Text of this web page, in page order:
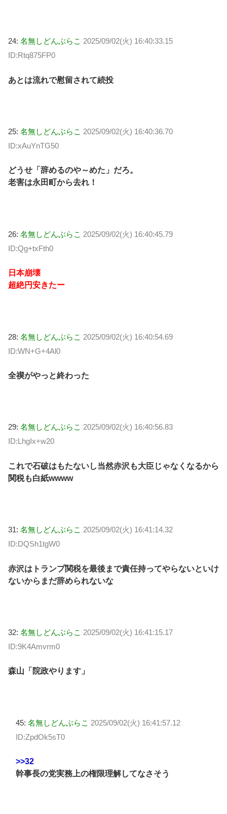
24: 名無しどんぶらこ 2025/09/02(火) 16:40:33.15
ID:Rtq875FP0
あとは流れで慰留されて続投
25: 名無しどんぶらこ 2025/09/02(火) 16:40:36.70
ID:xAuYnTG50
どうせ「辞めるのや～めた」だろ。
老害は永田町から去れ！
26: 名無しどんぶらこ 2025/09/02(火) 16:40:45.79
ID:Qg+txFth0
日本崩壊
超絶円安きたー
28: 名無しどんぶらこ 2025/09/02(火) 16:40:54.69
ID:WN+G+4Al0
全禊がやっと終わった
29: 名無しどんぶらこ 2025/09/02(火) 16:40:56.83
ID:LhgIx+w20
これで石破はもたないし当然赤沢も大臣じゃなくなるから
関税も白紙wwww
31: 名無しどんぶらこ 2025/09/02(火) 16:41:14.32
ID:DQSh1tgW0
赤沢はトランプ関税を最後まで責任持ってやらないといけ
ないからまだ辞められないな
32: 名無しどんぶらこ 2025/09/02(火) 16:41:15.17
ID:9K4Amvrm0
森山「院政やります」
45: 名無しどんぶらこ 2025/09/02(火) 16:41:57.12
ID:ZpdOk5sT0
>>32
幹事長の党実務上の権限理解してなさそう